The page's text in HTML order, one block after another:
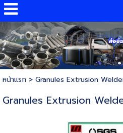
หน้าแรก> Granules Extrusion
Granules Extrusion